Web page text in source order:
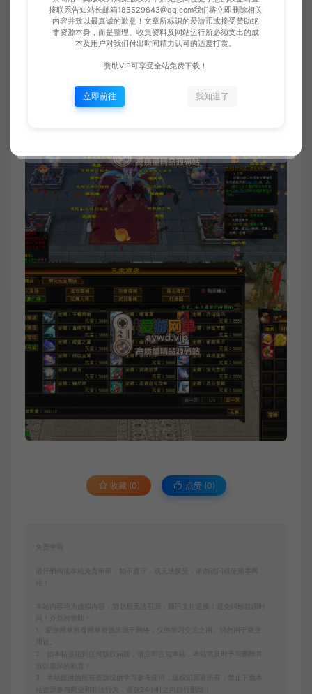
收藏 (0) 点赞 (0)
免责申明
请仔细阅读本站免责申明，如不遵守，或无法接受，请勿访问或使用本网
本站内容均为虚拟内容，赞助后无法召回，顾不支持退换！避免纠纷耽误时
间！介意勿赞助！
1、爱游网单所有网单资源来源于网络，仅供学习交流之用。切勿用于商业
2、如本帖侵犯到任何版权问题，请立即告知本站，本站将及时予与删除并
致以最深的歉意！
3、本站提供的所有资源仅供学习参考使用，版权归原著所有，禁止下载本
站资源参与商业和非法行为，请在24小时之内自行删除！
接联系告知站长邮箱185529643@qq.com我们将立即删除相关
内容并致以最真诚的歉意！文章所标识的爱游币或接受赞助绝
非资源本身，而是整理、收集资料及网站运行所必须支出的成
本及用户对我们付出时间精力认可的适度打赏。
赞助VIP可享受全站免费下载！
立即前往 我知道了